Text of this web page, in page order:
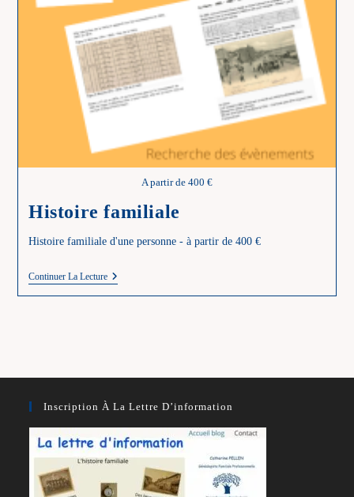
A partir de 400 €
Histoire familiale
Histoire familiale d'une personne - à partir de 400 €
Continuer La LectureHistoire
Familiale
Inscription À La Lettre D’information